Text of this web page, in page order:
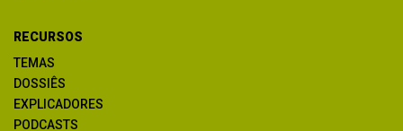
RECURSOS
TEMAS
DOSSIÊS
EXPLICADORES
PODCASTS